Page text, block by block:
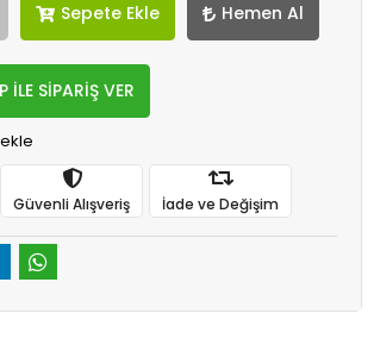
Sepete Ekle Hemen Al
İLE SİPARİŞ VER
Güvenli Alışveriş İade ve Değişim